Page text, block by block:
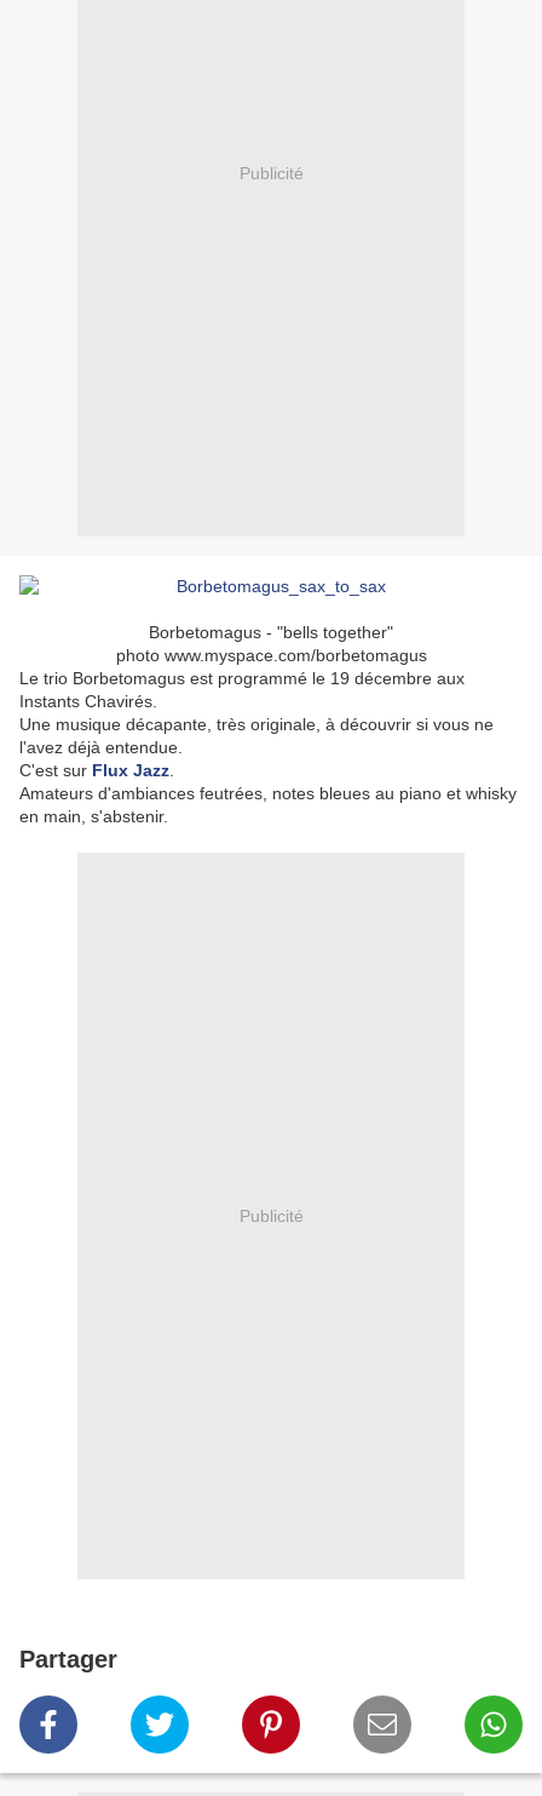
Publicité
Borbetomagus - "bells together"
photo www.myspace.com/borbetomagus
Le trio Borbetomagus est programmé le 19 décembre aux
Instants Chavirés.
Une musique décapante, très originale, à découvrir si vous ne
l'avez déjà entendue.
C'est sur Flux Jazz
Amateurs d'ambiances feutrées, notes bleues au piano et whisky
en main, s'abstenir.
Publicité
Partager